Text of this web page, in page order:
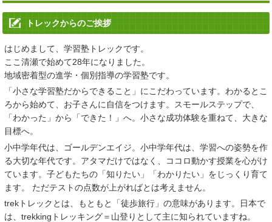
2025/02/28
「 春のはじめてキャンペーン」、「春の進学フェア2025
実績」を掲載いたしました。
2024/06/25
「夏期講習 」 「夏のはじめてキャンペーン 」を更新しました。
2023/06/19
「夏期講習」 「夏のはじめてキャンペーン」を更新しました。
2023/04/14
「 進学フェア2023春」、「コース料金改定」、「合格実績
「2023スケジュール」を更新しました。
トレックからのご挨拶
はじめまして、学習塾トレックです。
ここ清瀬で始めて28年になりました。
地域密着型の進学・個別指導の学習塾です。
「小さな学習塾だからできること」にこだわっています。わかるとこ
ろから始めて、お子さんに自信をつけます。スモールステップで、
「わかった」から「できた！」へ。小さな成功体験を重ねて、大きな
目標へ。
小中学年代は、ゴールデンエイジ。小中学年代は、学習への姿勢を作
る大切な年代です。アタマだけではなく、ココロ動かす授業を心がけ
ています。子どもたちの「知りたい」「わかりたい」をじっくり育て
ます。 ただテストの点数が上がればとは考えません。
trekトレックとは、もともと「徒歩旅行」の意味があります。日本で
は、trekkingトレッキング＝山登りとして主に知られていますね。